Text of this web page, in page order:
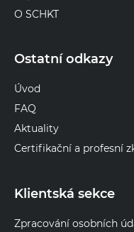
O SCHKT
Ostatní odkazy
Úvod
FAQ
Aktuality
Certifikační a profesní
Klientská sekce
Zpracování osobních